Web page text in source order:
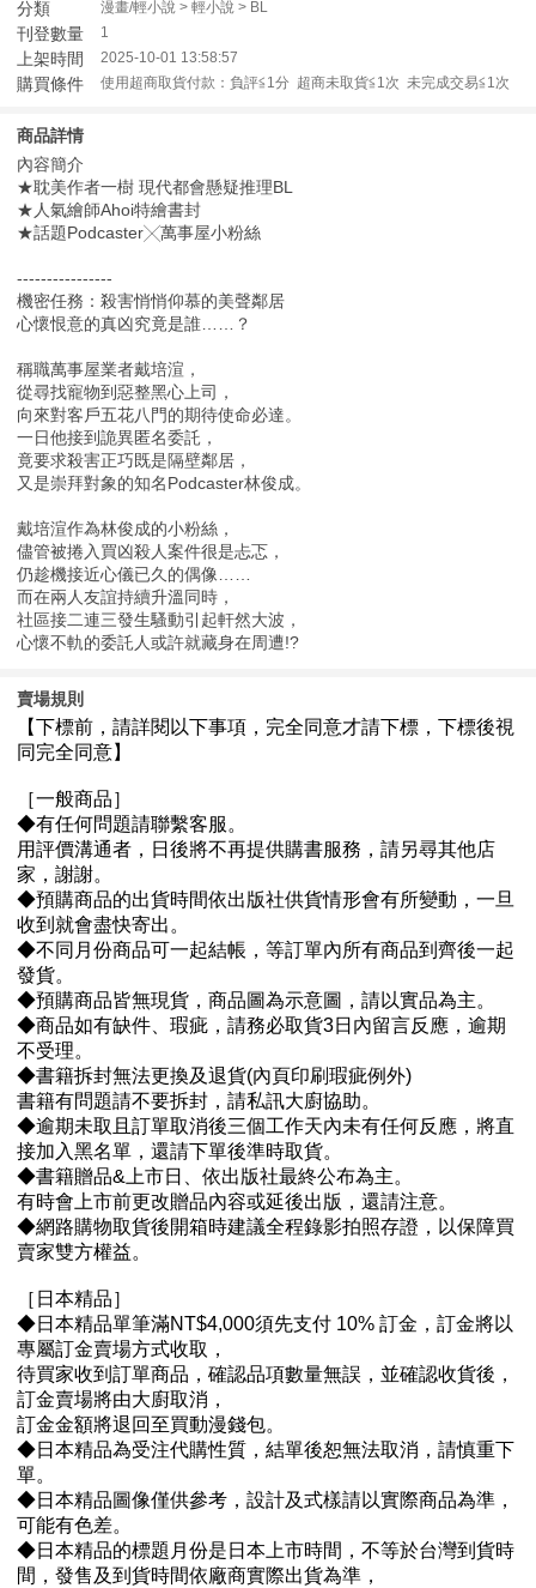
分類
漫畫/輕小說 > 輕小說 > BL
刊登數量 1
上架時間 2025-10-01 13:58:57
購買條件 使用超商取貨付款：負評≦1分 超商未取貨≦1次 未完成交易≦1次
商品詳情
內容簡介
★耽美作者一樹 現代都會懸疑推理BL
★人氣繪師Ahoi特繪書封
★話題Podcaster╳萬事屋小粉絲
----------------
機密任務：殺害悄悄仰慕的美聲鄰居
心懷恨意的真凶究竟是誰……？
稱職萬事屋業者戴培渲，
從尋找寵物到惡整黑心上司，
向來對客戶五花八門的期待使命必達。
一日他接到詭異匿名委託，
竟要求殺害正巧既是隔壁鄰居，
又是崇拜對象的知名Podcaster林俊成。
戴培渲作為林俊成的小粉絲，
儘管被捲入買凶殺人案件很是忐忑，
仍趁機接近心儀已久的偶像……
而在兩人友誼持續升溫同時，
社區接二連三發生騷動引起軒然大波，
心懷不軌的委託人或許就藏身在周遭!?
賣場規則